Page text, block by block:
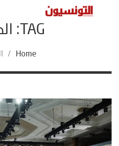
TAG: الدوحة
Home
/